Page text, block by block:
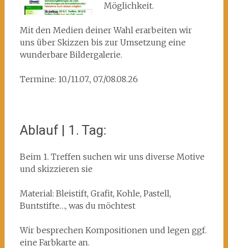
Möglichkeit.
Mit den Medien deiner Wahl erarbeiten wir
uns über Skizzen bis zur Umsetzung eine
wunderbare Bildergalerie.
Termine: 10./11.07., 07./08.08.26
Ablauf | 1. Tag:
Beim 1. Treffen suchen wir uns diverse Motive
und skizzieren sie
Material: Bleistift, Grafit, Kohle, Pastell,
Buntstifte…, was du möchtest
Wir besprechen Kompositionen und legen ggf.
eine Farbkarte an.